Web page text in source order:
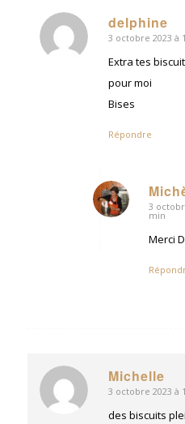
delphine
dit
:
3 octobre 2023 à
Extra tes
pour moi
Bises
Répondre
dit
3
min
Merci
Michelle
dit
:
3 octobre 2023 à
des biscuits